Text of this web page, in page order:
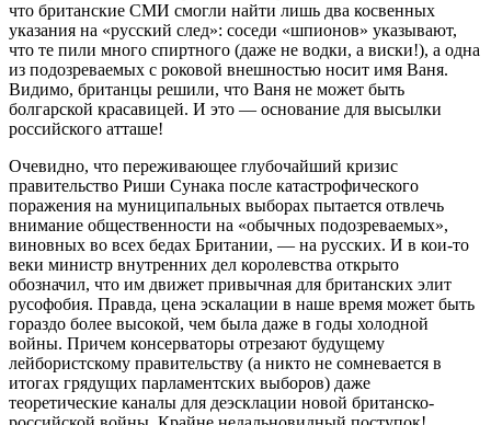
что британские СМИ смогли найти лишь два косвенных
указания на «русский след»: соседи «шпионов» указывают,
что те пили много спиртного (даже не водки, а виски!), а одна
из подозреваемых с роковой внешностью носит имя Ваня.
Видимо, британцы решили, что Ваня не может быть
болгарской красавицей. И это — основание для высылки
российского атташе!
Очевидно, что переживающее глубочайший кризис
правительство Риши Сунака после катастрофического
поражения на муниципальных выборах пытается отвлечь
внимание общественности на «обычных подозреваемых»,
виновных во всех бедах Британии, — на русских. И в кои-то
веки министр внутренних дел королевства открыто
обозначил, что им движет привычная для британских элит
русофобия. Правда, цена эскалации в наше время может быть
гораздо более высокой, чем была даже в годы холодной
войны. Причем консерваторы отрезают будущему
лейбористскому правительству (а никто не сомневается в
итогах грядущих парламентских выборов) даже
теоретические каналы для деэсклации новой британско-